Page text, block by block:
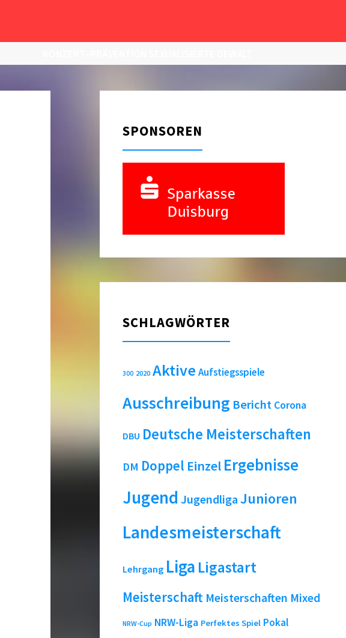
SPONSOREN
SCHLAGWÖRTER
300 2020 Aktive Aufstiegsspiele
Ausschreibung Bericht Corona
DBU Deutsche Meisterschaften
DM Doppel Einzel Ergebnisse
Jugend Jugendliga Junioren
Landesmeisterschaft
Lehrgang Liga Ligastart
Meisterschaft Meisterschaften Mixed
NRW-Cup NRW-Liga Perfektes Spiel Pokal